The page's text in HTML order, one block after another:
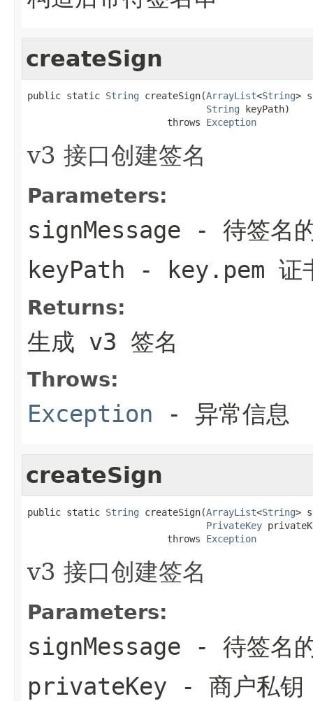
createSign
public static String createSign(ArrayList<String>
String keyPath)
                         throws
Exception
v3 接口创建签名
Parameters:
signMessage - 待签名
keyPath - key.pem 证
Returns:
生成 v3 签名
Throws:
Exception - 异常信息
createSign
public static String createSign(ArrayList<String>
PrivateKey
                         throws
Exception
v3 接口创建签名
Parameters:
signMessage - 待签名
privateKey - 商户私钥